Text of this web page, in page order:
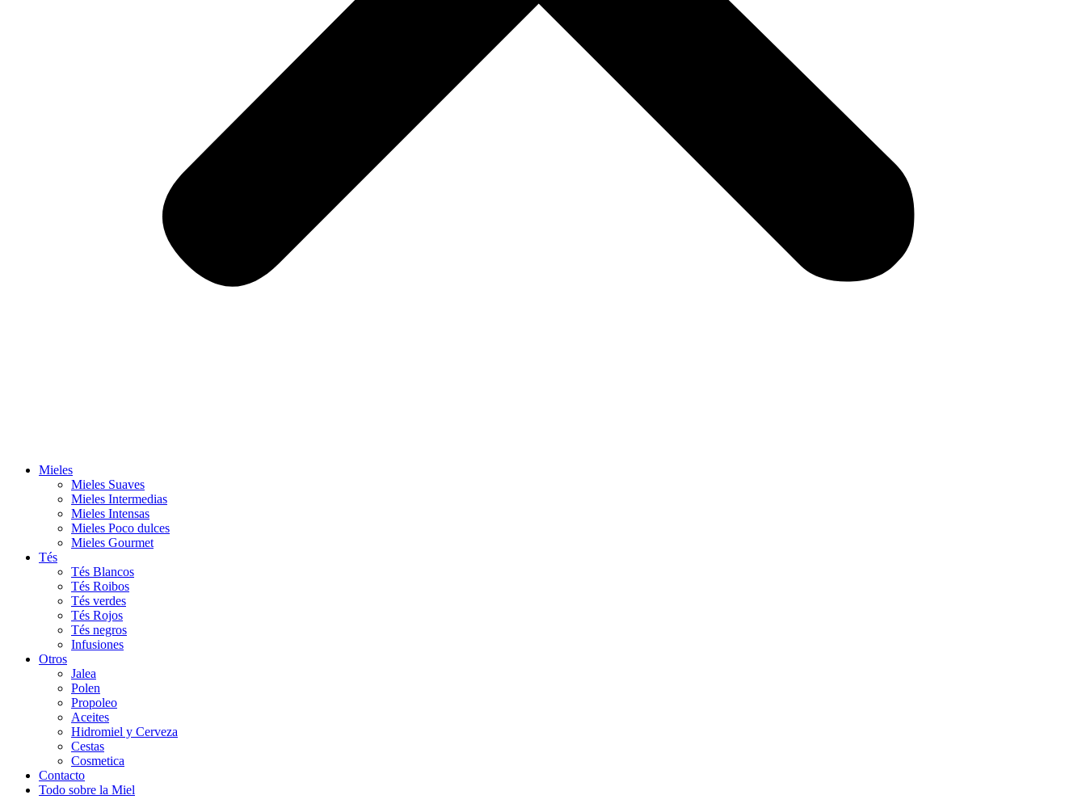
Mieles
Mieles Suaves
Mieles Intermedias
Mieles Intensas
Mieles Poco dulces
Mieles Gourmet
Tés
Tés Blancos
Tés Roibos
Tés verdes
Tés Rojos
Tés negros
Infusiones
Otros
Jalea
Polen
Propoleo
Aceites
Hidromiel y Cerveza
Cestas
Cosmetica
Contacto
Todo sobre la Miel